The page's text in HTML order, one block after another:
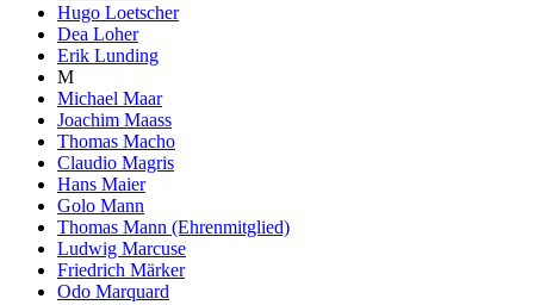
Hugo Loetscher
Dea Loher
Erik Lunding
M
Michael Maar
Joachim Maass
Thomas Macho
Claudio Magris
Hans Maier
Golo Mann
Thomas Mann (Ehrenmitglied)
Ludwig Marcuse
Friedrich Märker
Odo Marquard